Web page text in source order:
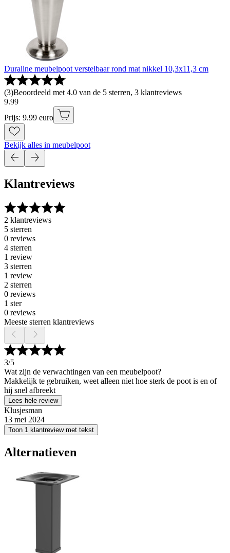
Duraline meubelpoot verstelbaar rond mat nikkel 10,3x11,3 cm
(3)Beoordeeld met 4.0 van de 5 sterren, 3 klantreviews
9.99
Prijs: 9.99 euro
Bekijk alles in meubelpoot
Klantreviews
2 klantreviews
5 sterren
0 reviews
4 sterren
1 review
3 sterren
1 review
2 sterren
0 reviews
1 ster
0 reviews
Meeste sterren klantreviews
3/5
Wat zijn de verwachtingen van een meubelpoot?
Makkelijk te gebruiken, weet alleen niet hoe sterk de poot is en of
hij snel afbreekt
Lees hele review
Klusjesman
13 mei 2024
Toon 1 klantreview met tekst
Alternatieven